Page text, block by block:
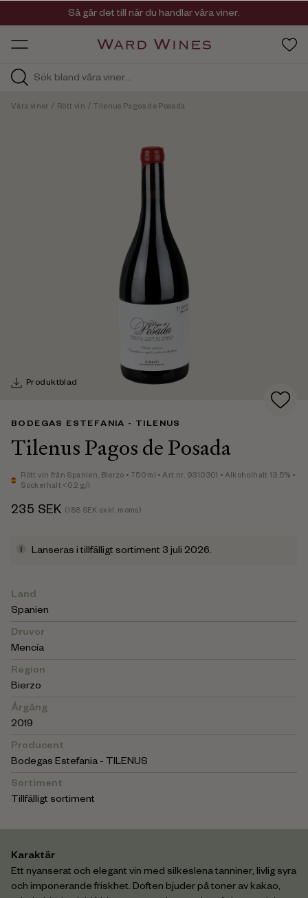
HOS
Viner med kvalitet, ursprung & personlighet
Så går det till när du handlar våra viner.
Våra viner / Rött vin / Tilenus Pagos de Posada
Produktblad
BODEGAS ESTEFANIA - TILENUS
Tilenus Pagos de Posada
Rött vin från Spanien, Bierzo • 750 ml • Art.nr. 9310301 • Alkoholhalt 13.5% •
Sockerhalt <0.2 g/l
235 SEK (188 SEK exkl. moms)
Lanseras i tillfälligt sortiment 3 juli 2026.
Land
Spanien
Druvor
Mencía
Region
Bierzo
Årgång
2019
Producent
Bodegas Estefania - TILENUS
Sortiment
Tillfälligt sortiment
Karaktär
Ett nyanserat och elegant vin med silkeslena tanniner, livlig syra
och imponerande friskhet. Doften bjuder på toner av kakao,